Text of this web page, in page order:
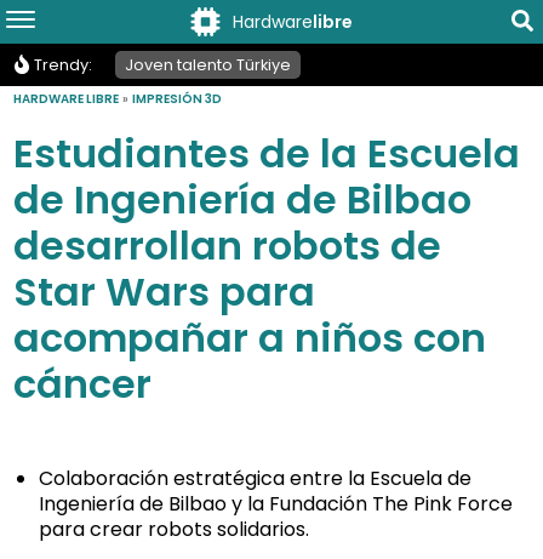
Hardwarelibre
Trendy: Joven talento Türkiye
HARDWARE LIBRE »IMPRESIÓN 3D
Estudiantes de la Escuela
de Ingeniería de Bilbao
desarrollan robots de
Star Wars para
acompañar a niños con
cáncer
Colaboración estratégica entre la Escuela de
Ingeniería de Bilbao y la Fundación The Pink Force
para crear robots solidarios.